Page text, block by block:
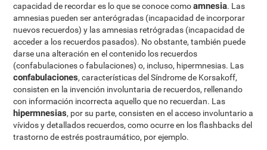
capacidad de recordar es lo que se conoce comoamnesia. Las
amnesias pueden ser anterógradas (incapacidad de incorporar
nuevos recuerdos) y las amnesias retrógradas (incapacidad de
acceder a los recuerdos pasados). No obstante, también puede
darse una alteración en el contenido los recuerdos
(confabulaciones o fabulaciones) o, incluso, hipermnesias. Las
confabulaciones, características del Síndrome de Korsakoff,
consisten en la invención involuntaria de recuerdos, rellenando
con información incorrecta aquello que no recuerdan. Las
hipermnesias, por su parte, consisten en el acceso involuntario a
vívidos y detallados recuerdos, como ocurre en los flashbacks del
trastorno de estrés postraumático, por ejemplo.